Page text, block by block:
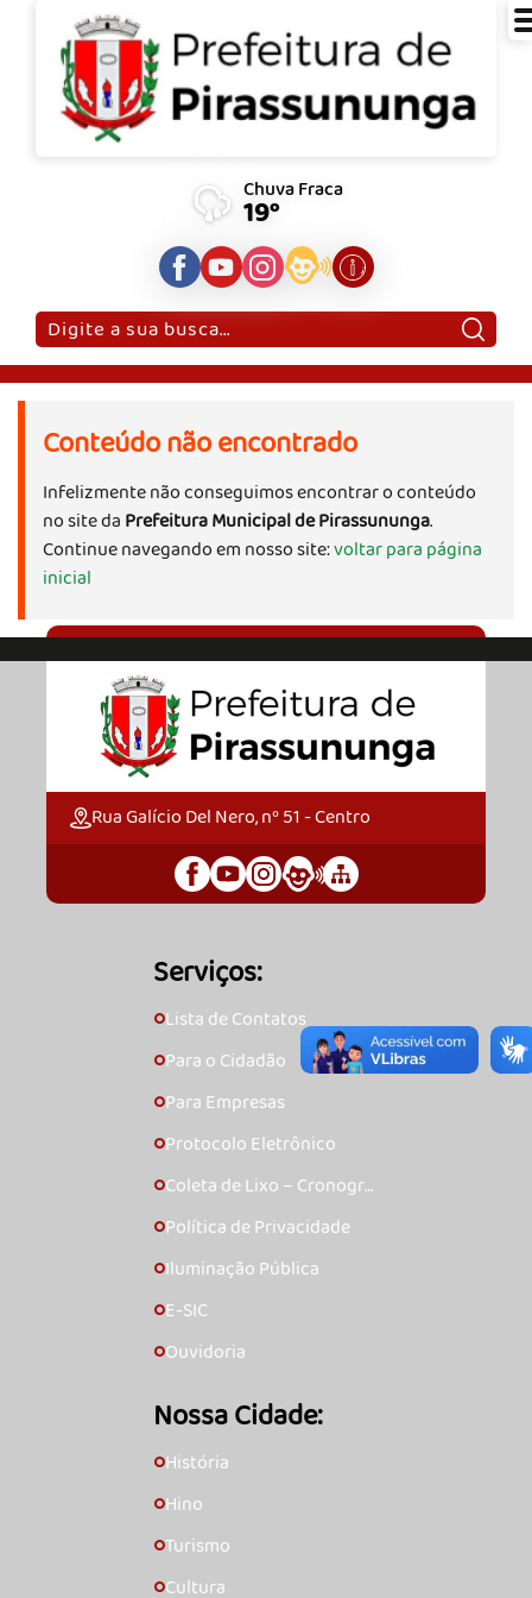
Chuva Fraca
19°
Pesquisar:
Conteúdo não encontrado
Infelizmente não conseguimos encontrar o conteúdo
no site da Prefeitura Municipal de Pirassununga.
Continue navegando em nosso site:voltar para página
inicial
Rua Galício Del Nero, nº 51 - Centro
Serviços:
🞇Lista de Contatos
🞇Para o Cidadão
🞇Para Empresas
🞇Protocolo Eletrônico
🞇Coleta de Lixo – Cronogra
🞇Política de Privacidade
🞇Iluminação Pública
🞇E-SIC
🞇Ouvidoria
Nossa Cidade:
🞇História
🞇Hino
🞇Turismo
🞇Cultura